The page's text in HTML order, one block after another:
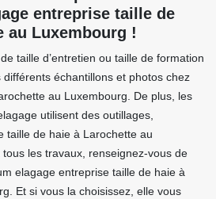
entreprise taille de
au Luxembourg !
taille d’entretien ou taille de formation
échantillons et photos chez
au Luxembourg. De plus, les
utilisent des outillages,
taille de haie à Larochette au
les travaux, renseignez-vous de
elagage entreprise taille de haie à
Et si vous la choisissez, elle vous